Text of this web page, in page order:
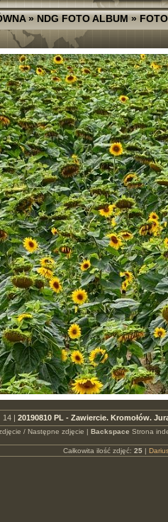
»NDG FOTO ALBUM»
14 | 20190810 PL - Zawiercie. Kromołów.
/ Następne zdjęcie | Backspace Strona
Całkowita ilość zdjęć: 25|